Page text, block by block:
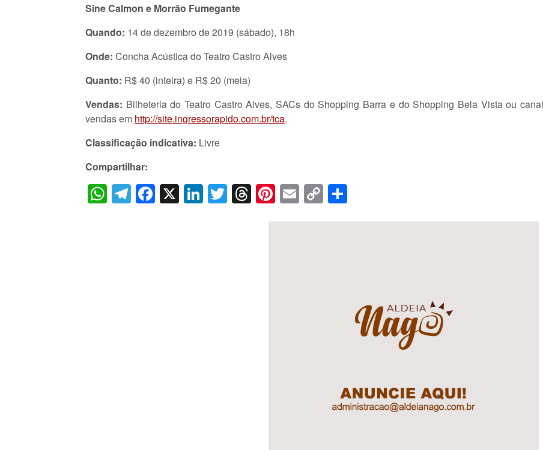
SineCalmon e Morrão Fumegante
Quando: 14 de dezembro de 2019 (sábado), 18h
Onde: Concha Acústica do Teatro Castro Alves
Quanto: R$ 40 (inteira) e R$ 20 (meia)
Vendas: Bilheteria do Teatro Castro Alves, SACs do Shopping Barra e do Shopping Bela Vista ou
vendas em http://site.ingressorapido.com.br/tca.
Classificação indicativa: Livre
Compartilhar:
WhatsApp
Telegram
Facebook
X LinkedIn
Twitter
Threads
Pinterest
Email
Copy
Link